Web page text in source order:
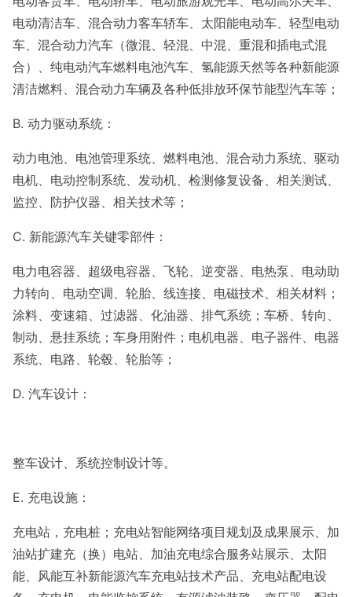
电动清洁车、混合动力客车轿车、太阳能电动车、轻型电动
车、混合动力汽车（微混、轻混、中混、重混和插电式混
合）、纯电动汽车燃料电池汽车、氢能源天然等各种新能源
清洁燃料、混合动力车辆及各种低排放环保节能型汽车等；
B. 动力驱动系统：
动力电池、电池管理系统、燃料电池、混合动力系统、驱动
电机、电动控制系统、发动机、检测修复设备、相关测试、
监控、防护仪器、相关技术等；
C. 新能源汽车关键零部件：
电力电容器、超级电容器、飞轮、逆变器、电热泵、电动助
力转向、电动空调、轮胎、线连接、电磁技术、相关材料；
涂料、变速箱、过滤器、化油器、排气系统；车桥、转向、
制动、悬挂系统；车身用附件；电机电器、电子器件、电器
系统、电路、轮毂、轮胎等；
D. 汽车设计：
整车设计、系统控制设计等。
E. 充电设施：
充电站，充电桩；充电站智能网络项目规划及成果展示、加
油站扩建充（换）电站、加油充电综合服务站展示、太阳
能、风能互补新能源汽车充电站技术产品、充电站配电设